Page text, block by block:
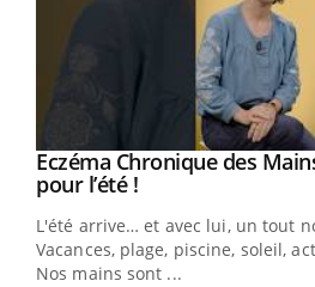
Youtube
Eczéma Chronique des
pour l’été !Youtube
L'été arrive… et avec lui, un tout
Vacances, plage, piscine, soleil,
Nos mains sont ...